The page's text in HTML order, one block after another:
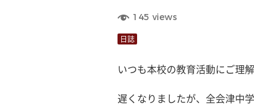
145 views
日誌
いつも本校の教育活動にご理
遅くなりましたが、全会津中